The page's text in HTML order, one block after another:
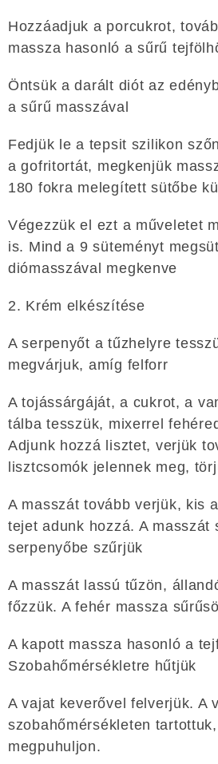
Hozzáadjuk a porcukrot,
massza hasonló a sűrű
Öntsük a darált diót az
a sűrű masszával
Fedjük le a tepsit szilikon
a gofritortát, megkenjük
180 fokra melegített sütőbe
Végezzük el ezt a műveletet
is. Mind a 9 süteményt
diómasszával megkenve
2. Krém elkészítése
A serpenyőt a tűzhelyre
megvárjuk, amíg felforr
A tojássárgáját, a cukrot, a
tálba tesszük, mixerrel
Adjunk hozzá lisztet, verjük
lisztcsomók jelennek meg,
A masszát tovább verjük, kis
tejet adunk hozzá. A masszát
serpenyőbe szűrjük
A masszát lassú tűzön,
főzzük. A fehér massza
A kapott massza hasonló a
Szobahőmérsékletre hűtjük
A vajat keverővel felverjük. A
szobahőmérsékleten
megpuhuljon.